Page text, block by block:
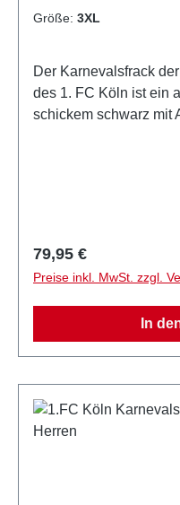
Größe: 3XL
Der Karnevalsfrack
des 1. FC Köln ist ein
schickem schwarz mit
Regulärer Preis:
79,95 €
Preise inkl. MwSt. zzgl.
In